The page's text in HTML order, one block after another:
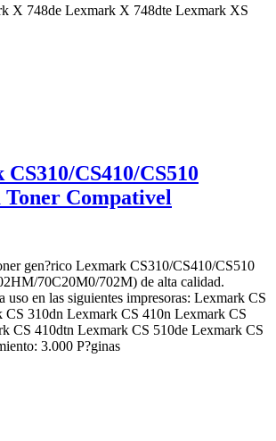
X 748de Lexmark X 748dte Lexmark XS
CS410/CS510
Toner Compativel
gen?rico Lexmark CS310/CS410/CS510
70C20M0/702M) de alta calidad.
uso en las siguientes impresoras: Lexmark CS
CS 310dn Lexmark CS 410n Lexmark CS
CS 410dtn Lexmark CS 510de Lexmark CS
3.000 P?ginas